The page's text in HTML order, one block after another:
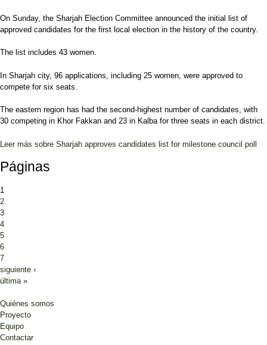
On Sunday, the Sharjah Election Committee announced the initial list of
approved candidates for the first local election in the history of the country.
The list includes 43 women.
In Sharjah city, 96 applications, including 25 women, were approved to
compete for six seats.
The eastern region has had the second-highest number of candidates, with
30 competing in Khor Fakkan and 23 in Kalba for three seats in each district.
Leer más sobre Sharjah approves candidates list for milestone council poll
Páginas
1
2
3
4
5
6
7
siguiente ›
última »
Quiénes somos
Proyecto
Equipo
Contactar